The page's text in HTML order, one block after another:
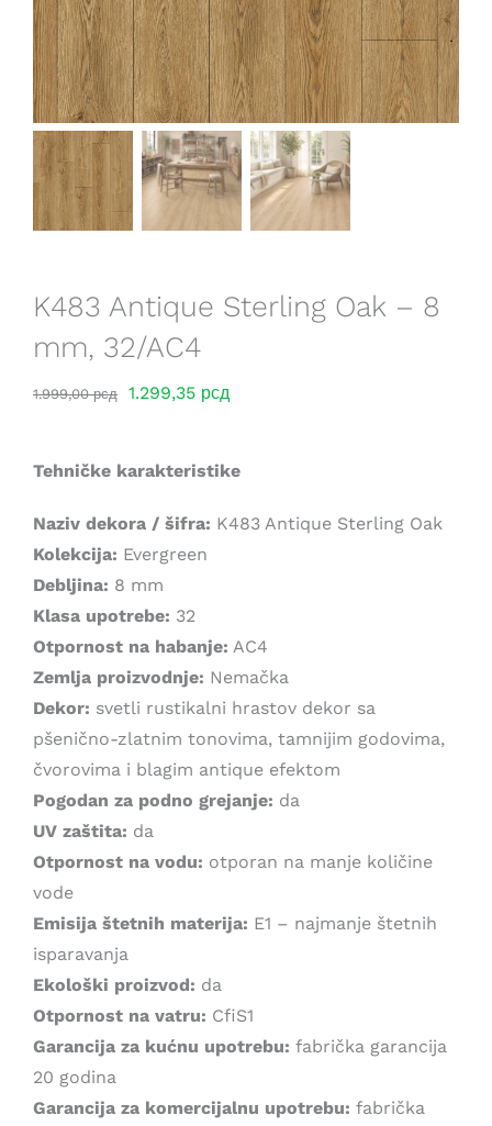
Saveti
Lokacije
K483 Antique Sterling Oak – 8
mm, 32/AC4
1.999,00рсд
Оригинална
била:
1.999,00 рсд.
1.299,35 рсд
1.299,35 рсд.
Tehničke karakteristike
Naziv dekora / šifra: K483 Antique Sterling Oak
Kolekcija: Evergreen
Debljina: 8 mm
Klasa upotrebe: 32
Otpornost na habanje: AC4
Zemlja proizvodnje: Nemačka
Dekor: svetli rustikalni hrastov dekor sa
pšenično-zlatnim tonovima, tamnijim godovima,
čvorovima i blagim antique efektom
Pogodan za podno grejanje: da
UV zaštita: da
Otpornost na vodu: otporan na manje količine
vode
Emisija štetnih materija: E1 – najmanje štetnih
isparavanja
Ekološki proizvod: da
Otpornost na vatru: CfiS1
Garancija za kućnu upotrebu: fabrička garancija
20 godina
Garancija za komercijalnu upotrebu: fabrička